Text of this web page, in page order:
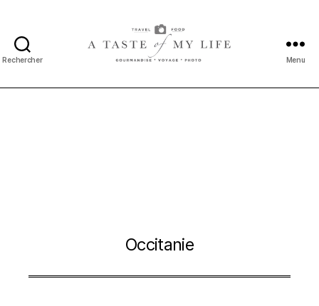
Rechercher
taste
Menu
Occitanie